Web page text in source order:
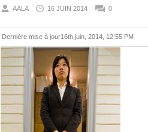
AALA 16 JUIN 2014 0
Dernière mise à jour16th juin, 2014, 12:55 PM